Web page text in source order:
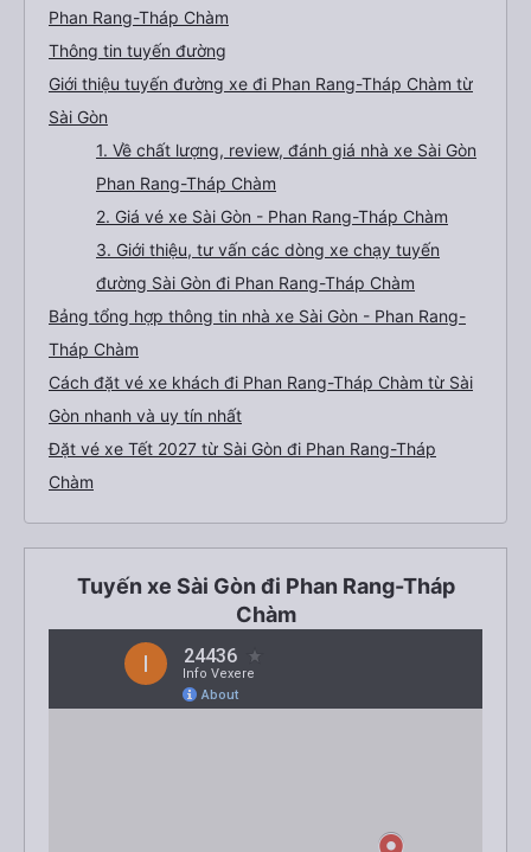
Phan Rang-Tháp Chàm
Thông tin tuyến đường
Giới thiệu tuyến đường xe đi Phan Rang-Tháp Chàm từ
Sài Gòn
1. Về chất lượng, review, đánh giá nhà xe Sài Gòn
Phan Rang-Tháp Chàm
2. Giá vé xe Sài Gòn - Phan Rang-Tháp Chàm
3. Giới thiệu, tư vấn các dòng xe chạy tuyến
đường Sài Gòn đi Phan Rang-Tháp Chàm
Bảng tổng hợp thông tin nhà xe Sài Gòn - Phan Rang-
Tháp Chàm
Cách đặt vé xe khách đi Phan Rang-Tháp Chàm từ Sài
Gòn nhanh và uy tín nhất
Đặt vé xe Tết 2027 từ Sài Gòn đi Phan Rang-Tháp
Chàm
Tuyến xe Sài Gòn đi Phan Rang-Tháp
Chàm